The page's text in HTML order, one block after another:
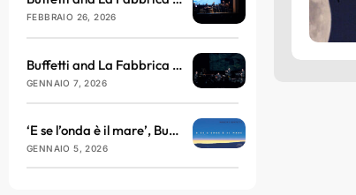
FEBBRAIO 26, 2026
Buffetti and La Fabbrica del Nulla will be taking to the stage at the Teatro dell’Antella with ‘E se l’onda è il mare’
GENNAIO 7, 2026
‘E se l’onda è il mare’, Buffetti and La Fabbrica del Nulla return with sound, philosophy and vibration
GENNAIO 5, 2026